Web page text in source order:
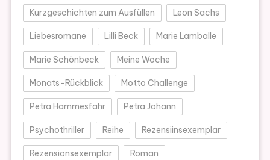
Kurzgeschichten zum Ausfüllen Leon Sachs
Liebesromane Lilli Beck Marie Lamballe
Marie Schönbeck Meine Woche
Monats-Rückblick Motto Challenge
Petra Hammesfahr Petra Johann
Psychothriller Reihe Rezensiinsexemplar
Rezensionsexemplar Roman